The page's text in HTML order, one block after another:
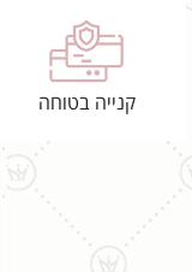
קנייה בטוחה